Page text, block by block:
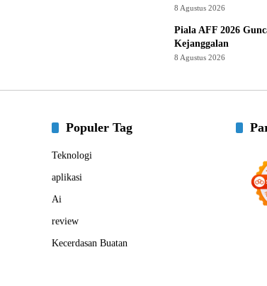
8 Agustus 2026
Piala AFF 2026
Kejanggalan
8 Agustus 2026
Populer Tag
Teknologi
aplikasi
Ai
review
Kecerdasan Buatan